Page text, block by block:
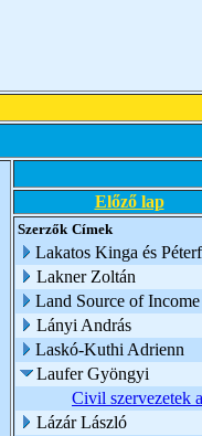
Előző lap
Szerzők Címek
Lakatos Kinga és
Lakner Zoltán
Land Source of
Lányi András
Laskó-Kuthi Adrienn
Laufer Gyöngyi
Civil szervezetek
Lázár László